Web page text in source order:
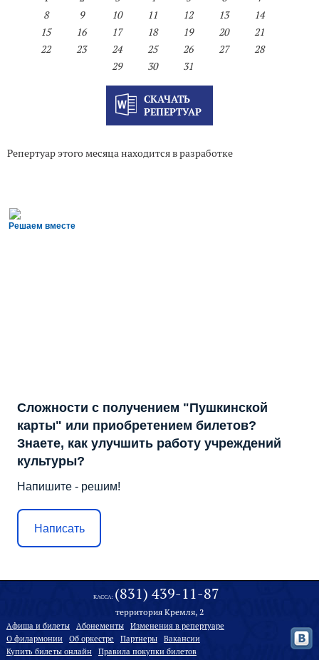
8
9 10 11 12 13
14
15
16 17 18 19 20
21
22
23 24 25 26 27
28
29
30 31
СКАЧАТЬ
РЕПЕРТУАР
Репертуар этого месяца находится в разработке
Решаем вместе
Сложности с получением "Пушкинской
карты" или приобретением билетов?
Знаете, как улучшить работу учреждений
культуры?
Напишите - решим!
Написать
КАССА: (831) 439-11-87
территория Кремля, 2
Афиша и билеты Абонементы
Изменения в репертуаре
О филармонии
Oб оркестре Партнеры
Вакансии
Купить билеты онлайн
Правила покупки билетов